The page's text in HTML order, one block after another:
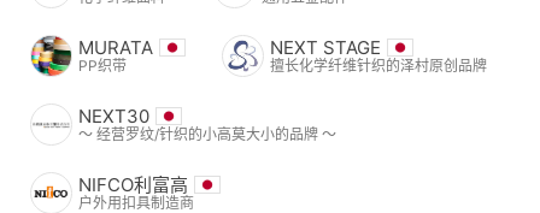
MURATA
PP织带
NEXT STAGE
擅长化学纤维针织的泽村原创品牌
NEXT30
〜 经营罗纹/针织的小高莫大小的品牌 〜
NIFCO利富高
户外用扣具制造商